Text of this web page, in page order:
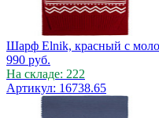
Шарф Elnik, красный с
990 руб.
На складе: 222
Артикул: 16738.65